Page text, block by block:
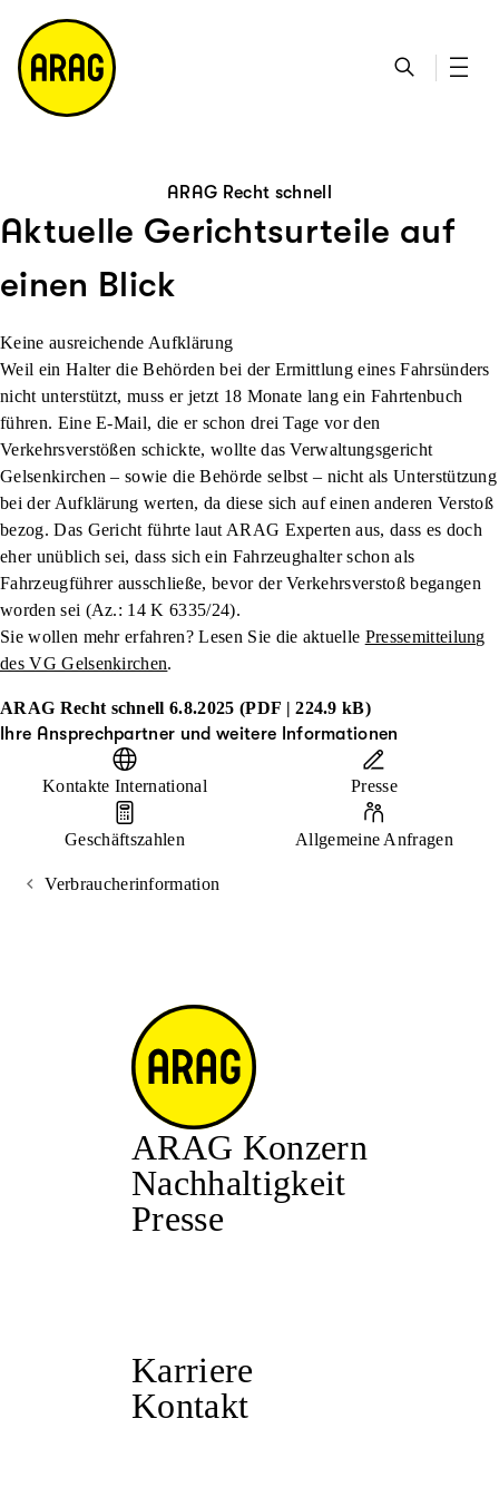
h
e
ta
k
ts
ei
te
e
m
a
p
ARAG Recht schnell
Aktuelle Gerichtsurteile auf
einen Blick
Keine ausreichende Aufklärung
Weil ein Halter die Behörden bei der Ermittlung eines Fahrsünders
nicht unterstützt, muss er jetzt 18 Monate lang ein Fahrtenbuch
führen. Eine E-Mail, die er schon drei Tage vor den
Verkehrsverstößen schickte, wollte das Verwaltungsgericht
Gelsenkirchen – sowie die Behörde selbst – nicht als Unterstützung
bei der Aufklärung werten, da diese sich auf einen anderen Verstoß
bezog. Das Gericht führte laut ARAG Experten aus, dass es doch
eher unüblich sei, dass sich ein Fahrzeughalter schon als
Fahrzeugführer ausschließe, bevor der Verkehrsverstoß begangen
worden sei (Az.: 14 K 6335/24).
Sie wollen mehr erfahren? Lesen Sie die aktuelle Pressemitteilung
des VG Gelsenkirchen.
ARAG Recht schnell 6.8.2025 (PDF | 224.9 kB)
Ihre Ansprechpartner und weitere Informationen
Kontakte International Presse
Geschäftszahlen Allgemeine Anfragen
Verbraucherinformation
ARAG Konzern
Nachhaltigkeit
Presse
Karriere
Kontakt